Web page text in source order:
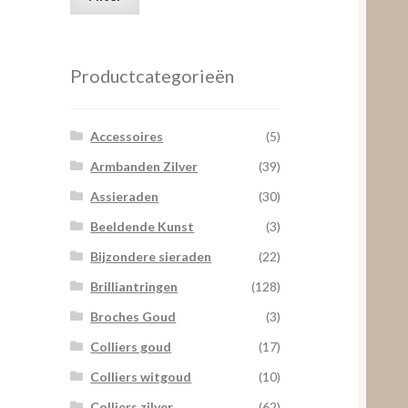
Productcategorieën
Accessoires
(5)
Armbanden Zilver
(39)
Assieraden
(30)
Beeldende Kunst
(3)
Bijzondere sieraden
(22)
Brilliantringen
(128)
Broches Goud
(3)
Colliers goud
(17)
Colliers witgoud
(10)